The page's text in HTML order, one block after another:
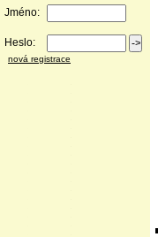
Jméno:
Heslo:
nová registrace